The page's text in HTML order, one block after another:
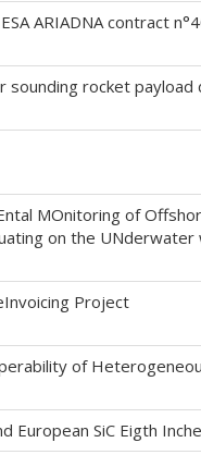
ARIADNA contract
rocket payload
MOnitoring of
on the
Project
of
European SiC Eigth